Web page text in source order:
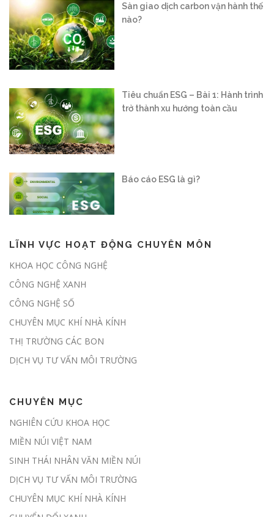
Tiêu chuẩn ESG – Bài 1: Hành trình
Báo cáo ESG là gì?
trong nước: “Mở cánh cửa” cho nền
thí điểm trong tháng 6
LĨNH VỰC HOẠT ĐỘNG CHUYÊN MÔN
KHOA HỌC CÔNG NGHỆ
CÔNG NGHỆ XANH
CÔNG NGHỆ SỐ
CHUYÊN MỤC KHÍ NHÀ KÍNH
THỊ TRƯỜNG CÁC BON
DỊCH VỤ TƯ VẤN MÔI TRƯỜNG
CHUYÊN MỤC
NGHIÊN CỨU KHOA HỌC
MIỀN NÚI VIỆT NAM
SINH THÁI NHÂN VĂN MIỀN NÚI
DỊCH VỤ TƯ VẤN MÔI TRƯỜNG
CHUYÊN MỤC KHÍ NHÀ KÍNH